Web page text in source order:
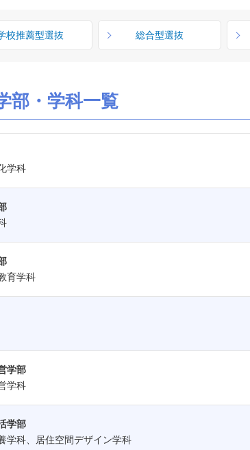
校推薦型選抜 総合型選抜
部・学科一覧
学科
育学科
学部
学科
学部
学科、居住空間デザイン学科